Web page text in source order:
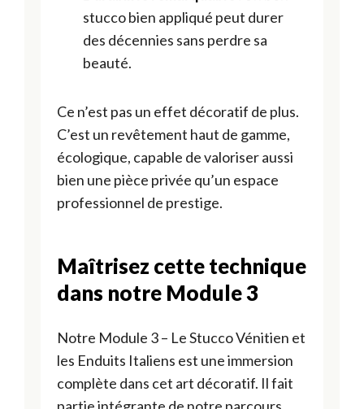
stucco bien appliqué peut durer
des décennies sans perdre sa
beauté.
Ce n’est pas un effet décoratif de plus.
C’est un revêtement haut de gamme,
écologique, capable de valoriser aussi
bien une pièce privée qu’un espace
professionnel de prestige.
Maîtrisez cette technique
dans notre Module 3
Notre Module 3 – Le Stucco Vénitien et
les Enduits Italiens est une immersion
complète dans cet art décoratif. Il fait